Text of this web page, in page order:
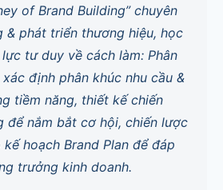
of Brand Building” chuyên
& phát triển thương hiệu, học
tư duy về cách làm: Phân
định phân khúc nhu cầu &
tiềm năng, thiết kế chiến
để nắm bắt cơ hội, chiến lược
hoạch Brand Plan để đáp
trưởng kinh doanh.